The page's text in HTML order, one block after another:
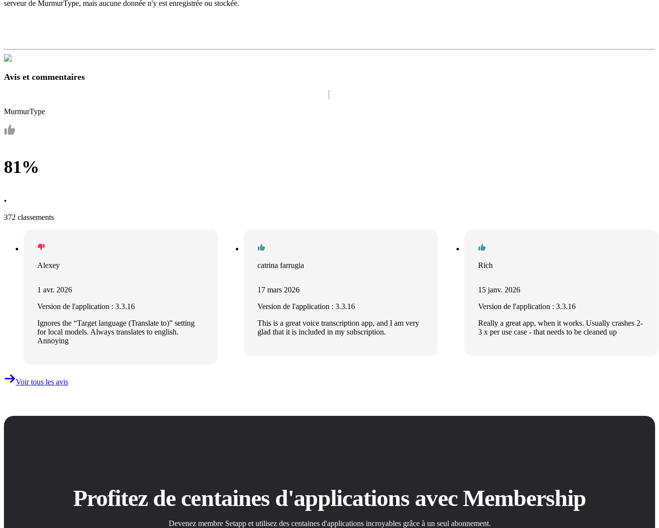
serveur de MurmurType, mais aucune donnée n'y est enregistrée ou stockée.
Avis et commentaires
MurmurType
81%
•
372 classements
Alexey
1 avr. 2026
Version de l'application : 3.3.16
Ignores the “Target language (Translate to)” setting
for local models. Always translates to english.
Annoying
catrina farrugia
17 mars 2026
Version de l'application : 3.3.16
This is a great voice transcription app, and I am very
glad that it is included in my subscription.
Rich
15 janv. 2026
Version de l'application : 3.3.16
Really a great app, when it works. Usually crashes 2-
3 x per use case - that needs to be cleaned up
Voir tous les avis
Profitez de centaines d'applications avec Membership
Devenez membre Setapp et utilisez des centaines d'applications incroyables grâce à un seul abonnement.